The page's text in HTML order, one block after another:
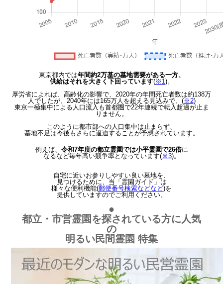
東京都内では年間約2万基の墓地需要がある一方、
供給はそれを大きく下回っています(※1)。
厚労省によれば、高齢化の影響で、2020年の年間死亡者数は約138万
人でしたが、2040年には165万人を超える見込みで、(※2)
東京一極集中による人口流入も首都圏で22年連続で転入超過が止ま
りません。
このように都市部への人口集中は止まらず、
墓地不足は今後もさらに逼迫することが予想されています。
例えば、 令和7年度の都立霊園では小平霊園で26倍に
なるなど毎年高い競争率となっています(※3)。
自宅に近いお参りしやすい良い墓地を、
見つけるために、当「霊園ガイド」は
様々な便利機能(郵便番号検索などなど)を
提供していますのでご利用ください。
●
都立・市営霊園を探されている方に人気
の
明るい民間霊園 特集